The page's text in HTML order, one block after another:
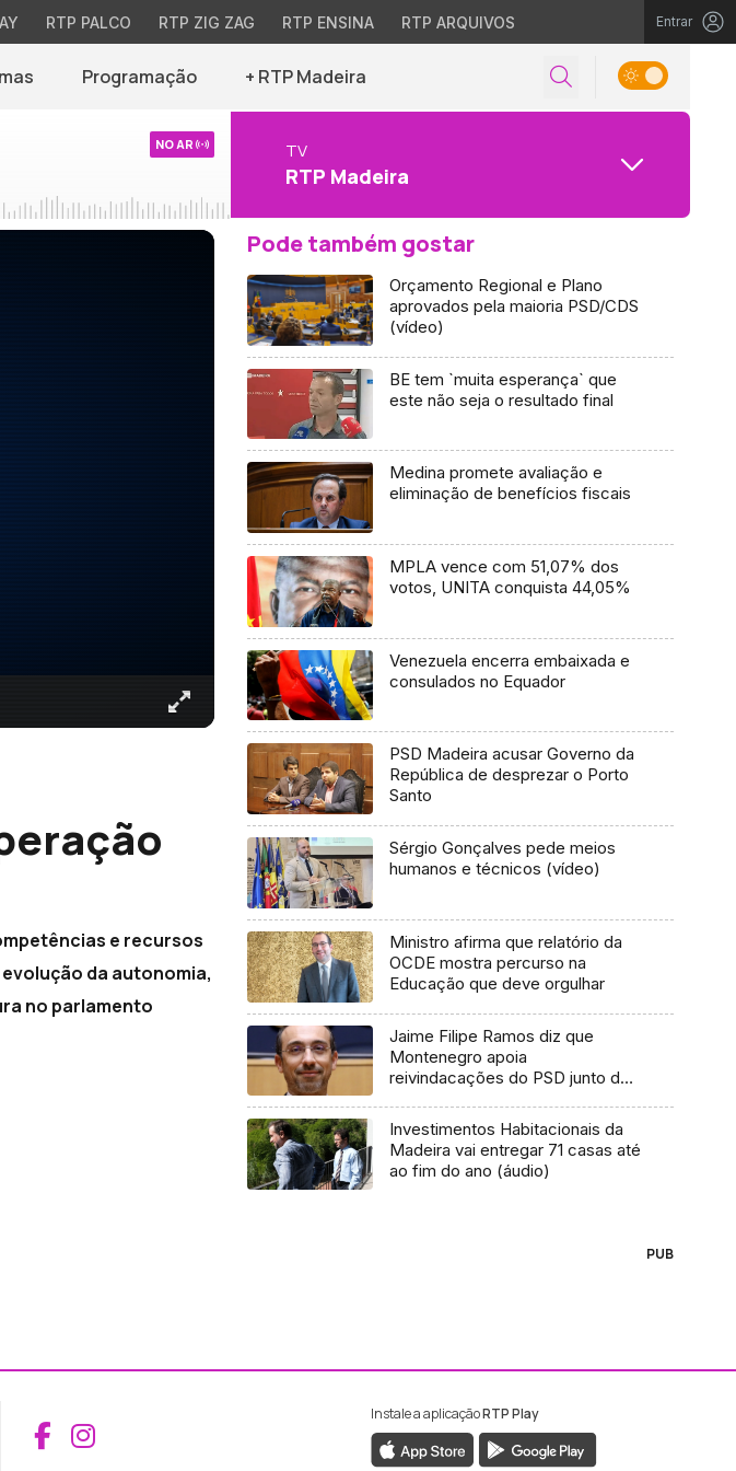
RTP PALCO RTP ZIG ZAG RTP ENSINA RTP ARQUIVOS Entrar
Programação + RTP Madeira
NO AR TV
RTP Madeira
e recursos
da autonomia,
no parlamento
Pode também gostar
Orçamento Regional e Plano
aprovados pela maioria PSD/CDS
(vídeo)
BE tem `muita esperança` que
este não seja o resultado final
Medina promete avaliação e
eliminação de benefícios fiscais
MPLA vence com 51,07% dos
votos, UNITA conquista 44,05%
Venezuela encerra embaixada e
consulados no Equador
PSD Madeira acusar Governo da
República de desprezar o Porto
Santo
Sérgio Gonçalves pede meios
humanos e técnicos (vídeo)
Ministro afirma que relatório da
OCDE mostra percurso na
Educação que deve orgulhar
Jaime Filipe Ramos diz que
Montenegro apoia
reivindacações do PSD junto da
Investimentos Habitacionais da
Madeira vai entregar 71 casas até
ao fim do ano (áudio)
PUB
Aceder ao Facebook da RTP Madeira
Aceder ao Instagram da RTP Madeira
Instale a aplicaçãoRTP Play